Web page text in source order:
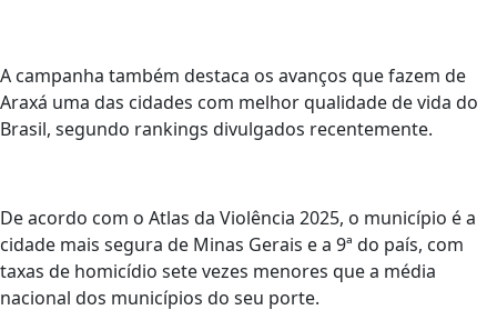
A campanha também destaca os avanços que fazem de
Araxá uma das cidades com melhor qualidade de vida do
Brasil, segundo rankings divulgados recentemente.
De acordo com o Atlas da Violência 2025, o município é a
cidade mais segura de Minas Gerais e a 9ª do país, com
taxas de homicídio sete vezes menores que a média
nacional dos municípios do seu porte.